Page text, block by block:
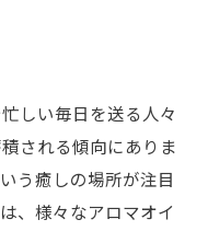
しい毎日を送る人々
される傾向にありま
う癒しの場所が注目
、様々なアロマオイ